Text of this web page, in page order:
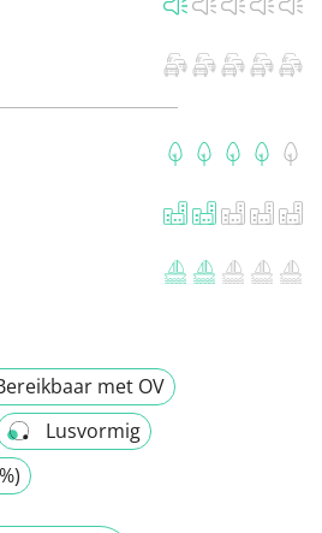
met OV
Lusvormig